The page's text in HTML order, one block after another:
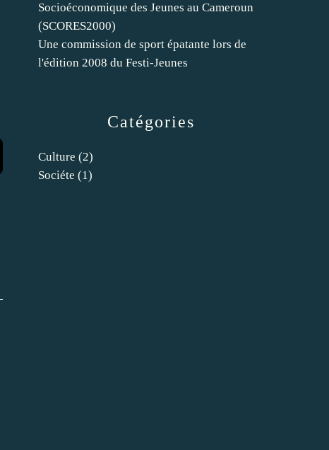
Catégories
Culture (2)
Sociéte (1)
Socioéconomique des Jeunes au Cameroun
(SCORES2000)
Une commission de sport épatante lors de
l'édition 2008 du Festi-Jeunes